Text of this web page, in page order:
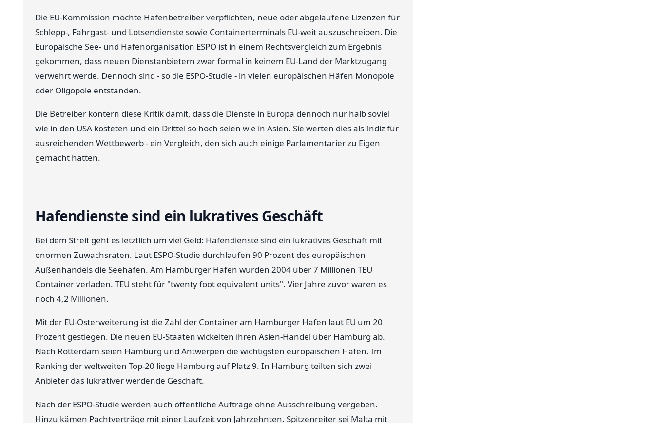
Die EU-Kommission möchte Hafenbetreiber verpflichten, neue oder abgelaufene Lizenzen für
Schlepp-, Fahrgast- und Lotsendienste sowie Containerterminals EU-weit auszuschreiben. Die
Europäische See- und Hafenorganisation ESPO ist in einem Rechtsvergleich zum Ergebnis
gekommen, dass neuen Dienstanbietern zwar formal in keinem EU-Land der Marktzugang
verwehrt werde. Dennoch sind - so die ESPO-Studie - in vielen europäischen Häfen Monopole
oder Oligopole entstanden.
Die Betreiber kontern diese Kritik damit, dass die Dienste in Europa dennoch nur halb soviel
wie in den USA kosteten und ein Drittel so hoch seien wie in Asien. Sie werten dies als Indiz für
ausreichenden Wettbewerb - ein Vergleich, den sich auch einige Parlamentarier zu Eigen
gemacht hatten.
Hafendienste sind ein lukratives Geschäft
Bei dem Streit geht es letztlich um viel Geld: Hafendienste sind ein lukratives Geschäft mit
enormen Zuwachsraten. Laut ESPO-Studie durchlaufen 90 Prozent des europäischen
Außenhandels die Seehäfen. Am Hamburger Hafen wurden 2004 über 7 Millionen TEU
Container verladen. TEU steht für "twenty foot equivalent units". Vier Jahre zuvor waren es
noch 4,2 Millionen.
Mit der EU-Osterweiterung ist die Zahl der Container am Hamburger Hafen laut EU um 20
Prozent gestiegen. Die neuen EU-Staaten wickelten ihren Asien-Handel über Hamburg ab.
Nach Rotterdam seien Hamburg und Antwerpen die wichtigsten europäischen Häfen. Im
Ranking der weltweiten Top-20 liege Hamburg auf Platz 9. In Hamburg teilten sich zwei
Anbieter das lukrativer werdende Geschäft.
Nach der ESPO-Studie werden auch öffentliche Aufträge ohne Ausschreibung vergeben.
Hinzu kämen Pachtverträge mit einer Laufzeit von Jahrzehnten. Spitzenreiter sei Malta mit